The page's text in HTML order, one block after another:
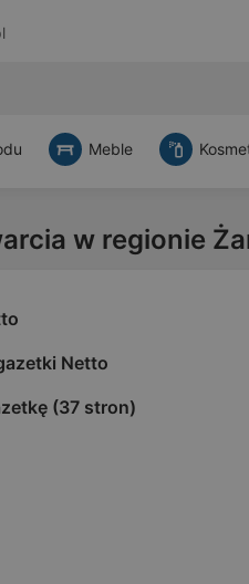
Meble
w regionie
Netto
(37 stron)